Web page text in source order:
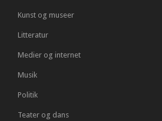
Kunst og museer
Litteratur
Medier og internet
Musik
Politik
Teater og dans